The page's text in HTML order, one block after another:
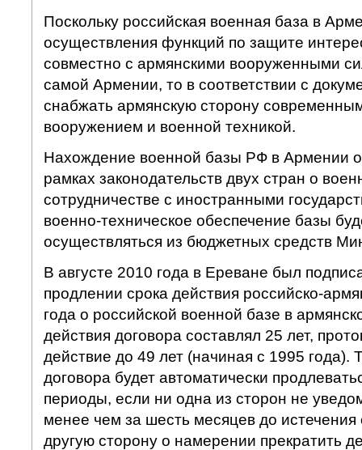
Поскольку российская военная база в
осуществления функций по защите
совместно с армянскими вооруженными
самой Армении, то в соответствии с
снабжать армянскую сторону
вооружением и военной техникой.
Нахождение военной базы РФ в Армении
рамках законодательств двух стран о
сотрудничестве с иностранными
военно-техническое обеспечение базы
осуществляться из бюджетных средств
В августе 2010 года в Ереване был
продлении срока действия российско-
года о российской военной базе в
действия договора составлял 25 лет,
действие до 49 лет (начиная с 1995 года).
договора будет автоматически
периоды, если ни одна из сторон не
менее чем за шесть месяцев до истечения
другую сторону о намерении прекратить